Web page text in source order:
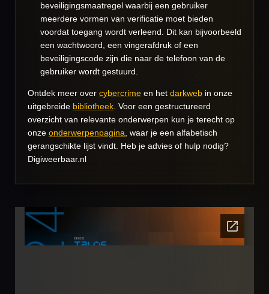
beveiligingsmaatregel waarbij een gebruiker
meerdere vormen van verificatie moet bieden
voordat toegang wordt verleend. Dit kan bijvoorbeeld
een wachtwoord, een vingerafdruk of een
beveiligingscode zijn die naar de telefoon van de
gebruiker wordt gestuurd.
Ontdek meer over cybercrime en het darkweb in onze
uitgebreide bibliotheek. Voor een gestructureerd
overzicht van relevante onderwerpen kun je terecht op
onze onderwerpenpagina, waar je een alfabetisch
gerangschikte lijst vindt. Heb je advies of hulp nodig?
Digiweerbaar.nl